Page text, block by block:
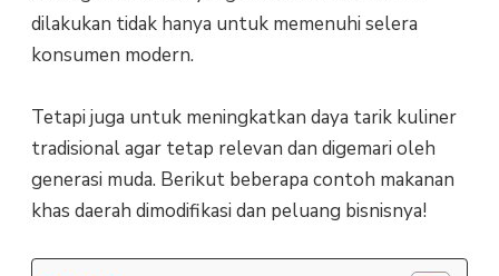
dilakukan tidak hanya untuk memenuhi selera
konsumen modern.
Tetapi juga untuk meningkatkan daya tarik kuliner
tradisional agar tetap relevan dan digemari oleh
generasi muda. Berikut beberapa contoh makanan
khas daerah dimodifikasi dan peluang bisnisnya!